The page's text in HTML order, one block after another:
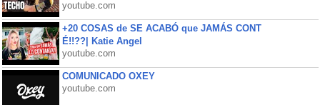
youtube.com
+20 COSAS de SE ACABÓ que JAMÁS CONT
É!!??| Katie Angel
youtube.com
COMUNICADO OXEY
youtube.com